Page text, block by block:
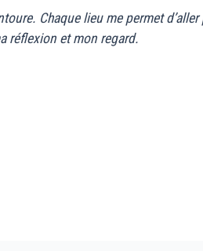
Chaque lieu me permet
réflexion et mon regard.